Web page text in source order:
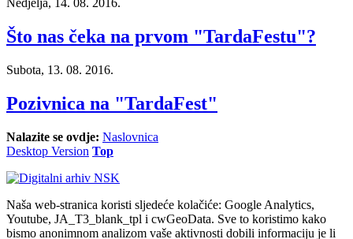
Nedjelja, 14. 08. 2016.
Što nas čeka na prvom "TardaFestu"?
Subota, 13. 08. 2016.
Pozivnica na "TardaFest"
Nalazite se ovdje: Naslovnica
Desktop Version Top
Naša web-stranica koristi sljedeće kolačiće: Google Analytics,
Youtube, JA_T3_blank_tpl i cwGeoData. Sve to koristimo kako
bismo anonimnom analizom vaše aktivnosti dobili informaciju je li